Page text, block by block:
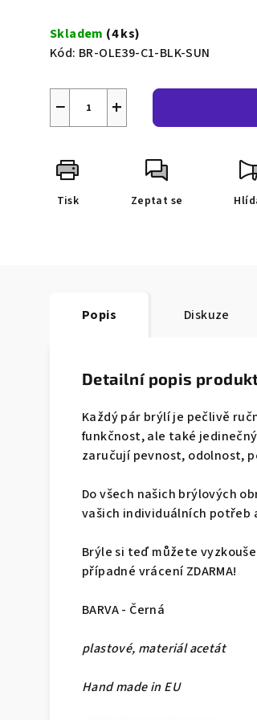
cena:
Skladem (4 ks)
Kód: BR-OLE39-C1-BLK-SUN
+
−
Tisk Zeptat se
Popis Diskuze
Detailní popis
Každý pár brýlí je pečlivě
funkčnost, ale také
zaručují pevnost, odolnost,
Do všech našich brýlových
vašich individuálních potřeb
Brýle si teď můžete
případné vrácení ZDARMA!
BARVA - Černá
plastové, materiál acetát
Hand made in EU